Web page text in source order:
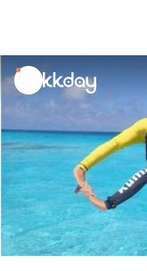
unread
notifications